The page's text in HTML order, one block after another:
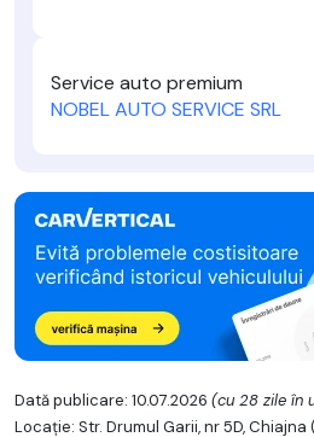
Service auto premium
NOBEL AUTO SERVICE SRL
Dată publicare: 10.07.2026 (cu 28 zile în
Locație: Str. Drumul Garii, nr 5D,